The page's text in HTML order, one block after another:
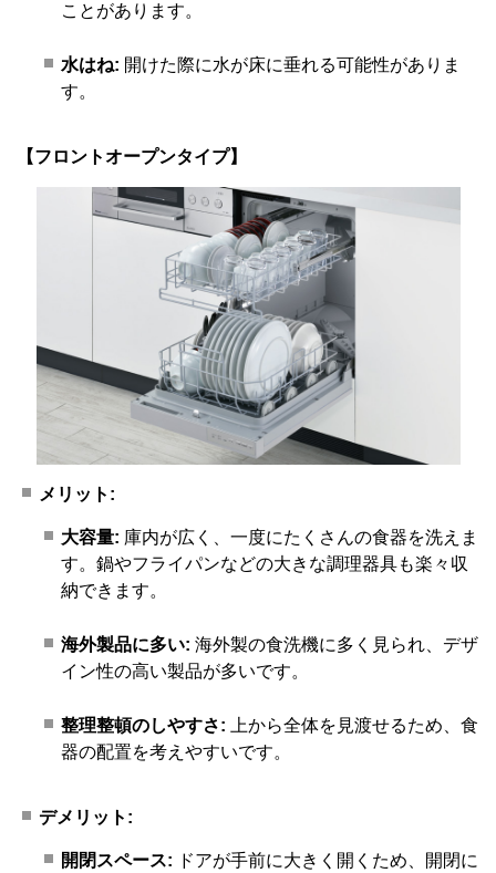
ことがあります。
水はね: 開けた際に水が床に垂れる可能性がありま
す。
【フロントオープンタイプ】
メリット:
大容量: 庫内が広く、一度にたくさんの食器を洗えま
す。鍋やフライパンなどの大きな調理器具も楽々収
納できます。
海外製品に多い: 海外製の食洗機に多く見られ、デザ
イン性の高い製品が多いです。
整理整頓のしやすさ: 上から全体を見渡せるため、食
器の配置を考えやすいです。
デメリット:
開閉スペース: ドアが手前に大きく開くため、開閉に